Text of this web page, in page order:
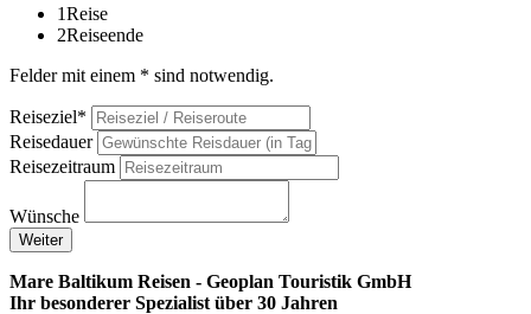
1Reise
2Reiseende
Felder mit einem * sind notwendig.
Reiseziel*
Reisedauer
Reisezeitraum
Wünsche
Weiter
Mare Baltikum Reisen - Geoplan Touristik GmbH
Ihr besonderer Spezialist über 30 Jahren